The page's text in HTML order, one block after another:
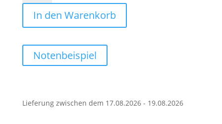
–
Hutter
Family
In den Warenkorb
Notenbeispiel
Lieferung zwischen dem 17.08.2026 - 19.08.2026